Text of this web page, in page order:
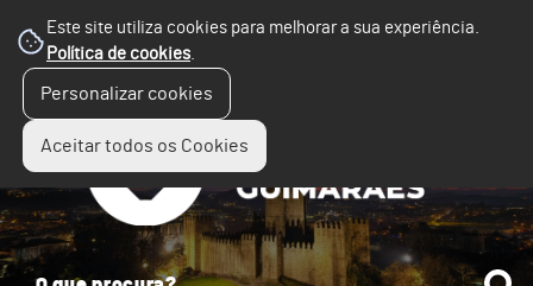
Este site utiliza cookies para melhorar a sua experiência.
Política de cookies.
Personalizar cookies
Aceitar todos os Cookies